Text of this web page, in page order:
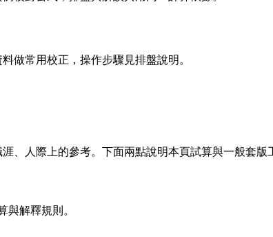
做常用校正，操作步驟見排盤說明。
、人際上的參考。下面兩點說明本頁試算與一般套版
與解釋規則。